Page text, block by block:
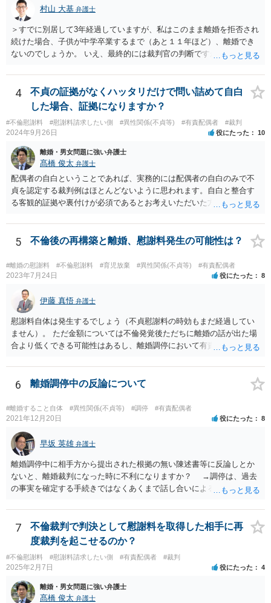
て、強制的にご自宅が売却されてしまう可能性があるからです。 可能
であれば、婚姻費用の額、親権を取得するために現時点でしておくべ
きこと等も含め、お近くの弁護士に直接相談して、アドバイス等を求
めることをお勧めします。
村山 大基 弁護士
＞すでに別居して3年経過していますが、私はこのまま離婚を拒否され
続けた場合、子供が中学卒業するまで（あと１１年ほど）、離婚でき
ないのでしょうか。 いえ、最終的には裁判官の判断ですが、現時点で
に離婚できない、ということもないと思います。 すでに依頼されてい
るということですし、例えば離婚後の養育費額について譲歩するなど
離婚の条件含めて、考えておられる通り打診してみると良いと思いま
す。 また、調停で第三者を介して再度協議してみる、ということも考
えられます。
4
不貞の証拠がなくハッタリだけで問い詰めて自白
した場合、証拠になりますか？
#不倫慰謝料 #慰謝料請求したい側 #異性関係(不貞等) #有責配偶者 #裁判
2024年9月26日 役にたった 10
離婚・男女問題に強い弁護士
髙橋 俊太 弁護士
配偶者の自白ということであれば、実務的には配偶者の自白のみで不
貞を認定する裁判例はほとんどないように思われます。自白と整合す
る客観的証拠や裏付けが必須であるとお考えいただいた方がよいでし
5 不倫後の再構築と離婚、慰謝料発生の可能性は？
#離婚の慰謝料 #不倫慰謝料 #育児放棄 #異性関係(不貞等) #有責配偶者
2023年7月24日 役にたった 8
伊藤 真悟 弁護士
慰謝料自体は発生するでしょう（不貞慰謝料の時効もまだ経過してい
ません）。 ただ金額については不倫発覚後ただちに離婚の話が出た場
合より低くできる可能性はあるし、離婚調停において有責配偶者の主
主張は考えられます。 養育費なども含めて一度弁護士に相談すること
を勧めます。
6 離婚調停中の反論について
#離婚すること自体 #異性関係(不貞等) #調停 #有責配偶者
2021年12月20日 役にたった 8
早坂 英雄 弁護士
離婚調停中に相手方から提出された根拠の無い陳述書等に反論しとか
ないと、離婚裁判になった時に不利になりますか？ →調停は、過去
の事実を確定する手続きではなくあくまで話し合いによる合意を目指
りません（口頭での説明でも十分だと思います）。但し、調停委員が
反論の陳述書を提出するように求めているときは別です。 また、反
論しないからと言って直ちに離婚訴訟で不利になることはないと思い
ます（離婚訴訟では反論が必要になってくると思いますが、調停段階
からこちらの言い分や手の内を知らせることに余り意味はないように
思います。）。
7
不倫裁判で判決として慰謝料を取得した相手に再
度裁判を起こせるのか？
#不倫慰謝料 #慰謝料請求したい側 #有責配偶者 #裁判
2025年2月7日 役にたった 4
離婚・男女問題に強い弁護士
髙橋 俊太 弁護士